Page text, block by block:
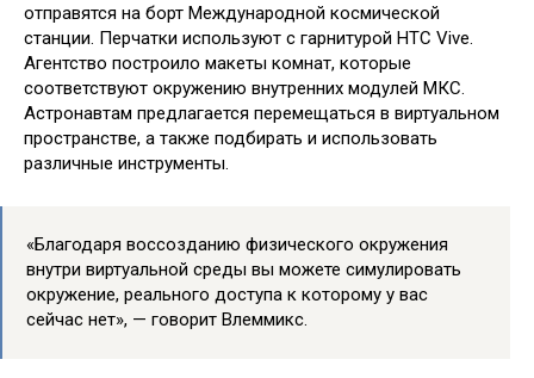
отправятся на борт Международной космической
станции. Перчатки используют с гарнитурой HTC Vive.
Агентство построило макеты комнат, которые
соответствуют окружению внутренних модулей МКС.
Астронавтам предлагается перемещаться в виртуальном
пространстве, а также подбирать и использовать
различные инструменты.
«Благодаря воссозданию физического окружения
внутри виртуальной среды вы можете симулировать
окружение, реального доступа к которому у вас
сейчас нет», — говорит Влеммикс.